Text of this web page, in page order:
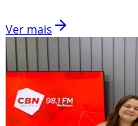
Ver mais